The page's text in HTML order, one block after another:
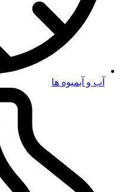
آب و آبمیوه ها